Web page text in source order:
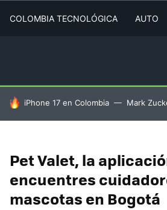
COLOMBIA TECNOLÓGICA AUTO
HOY SE HABLA DE
iPhone 17 en Colombia Mark
Pet Valet, la
encuentres
mascotas en Bogotá